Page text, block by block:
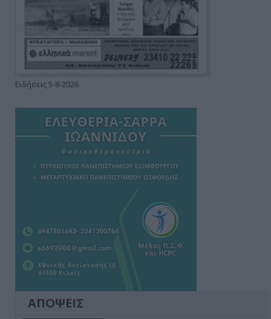
Ειδήσεις 5-8-2026
ΑΠΟΨΕΙΣ